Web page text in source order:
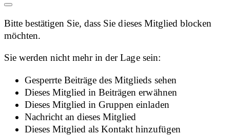
Bitte bestätigen Sie, dass Sie dieses Mitglied blocken
möchten.
Sie werden nicht mehr in der Lage sein:
Gesperrte Beiträge des Mitglieds sehen
Dieses Mitglied in Beiträgen erwähnen
Dieses Mitglied in Gruppen einladen
Nachricht an dieses Mitglied
Dieses Mitglied als Kontakt hinzufügen